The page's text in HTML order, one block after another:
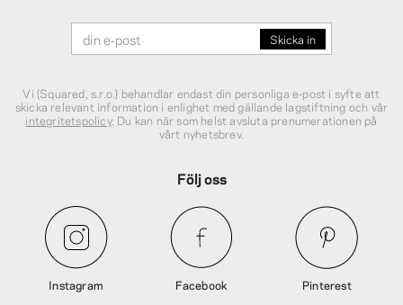
Vi (Squared, s.r.o.) behandlar endast din personliga e‑post i syfte att
skicka relevant information i enlighet med gällande lagstiftning och vår
integritetspolicy. Du kan när som helst avsluta prenumerationen på
vårt nyhetsbrev.
Följ oss
Instagram Facebook Pinterest